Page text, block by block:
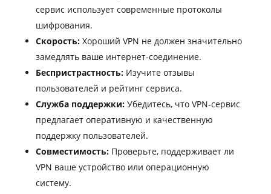
сервис использует современные протоколы
шифрования.
Скорость:Хороший VPN не должен значительно
замедлять ваше интернет-соединение.
Беспристрастность:Изучите отзывы
пользователей и рейтинг сервиса.
Служба поддержки:Убедитесь, что VPN-сервис
предлагает оперативную и качественную
поддержку пользователей.
Совместимость:Проверьте, поддерживает ли
VPN ваше устройство или операционную
систему.